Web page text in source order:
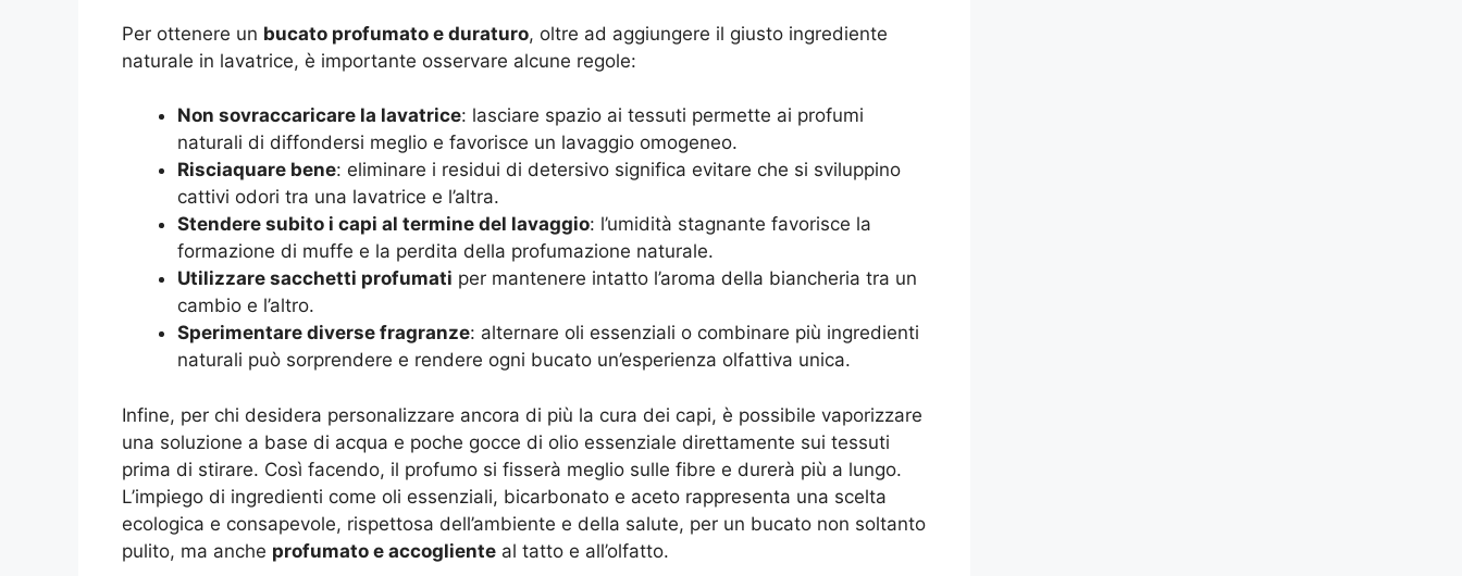
Per ottenere un bucato profumato e duraturo, oltre ad aggiungere il giusto ingrediente
naturale in lavatrice, è importante osservare alcune regole:
Non sovraccaricare la lavatrice: lasciare spazio ai tessuti permette ai profumi
naturali di diffondersi meglio e favorisce un lavaggio omogeneo.
Risciaquare bene: eliminare i residui di detersivo significa evitare che si sviluppino
cattivi odori tra una lavatrice e l’altra.
Stendere subito i capi al termine del lavaggio: l’umidità stagnante favorisce la
formazione di muffe e la perdita della profumazione naturale.
Utilizzare sacchetti profumati per mantenere intatto l’aroma della biancheria tra un
cambio e l’altro.
Sperimentare diverse fragranze: alternare oli essenziali o combinare più ingredienti
naturali può sorprendere e rendere ogni bucato un’esperienza olfattiva unica.
Infine, per chi desidera personalizzare ancora di più la cura dei capi, è possibile vaporizzare
una soluzione a base di acqua e poche gocce di olio essenziale direttamente sui tessuti
prima di stirare. Così facendo, il profumo si fisserà meglio sulle fibre e durerà più a lungo.
L’impiego di ingredienti come oli essenziali, bicarbonato e aceto rappresenta una scelta
ecologica e consapevole, rispettosa dell’ambiente e della salute, per un bucato non soltanto
pulito, ma anche profumato e accogliente al tatto e all’olfatto.